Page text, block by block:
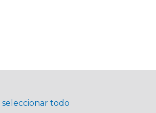
seleccionar todo